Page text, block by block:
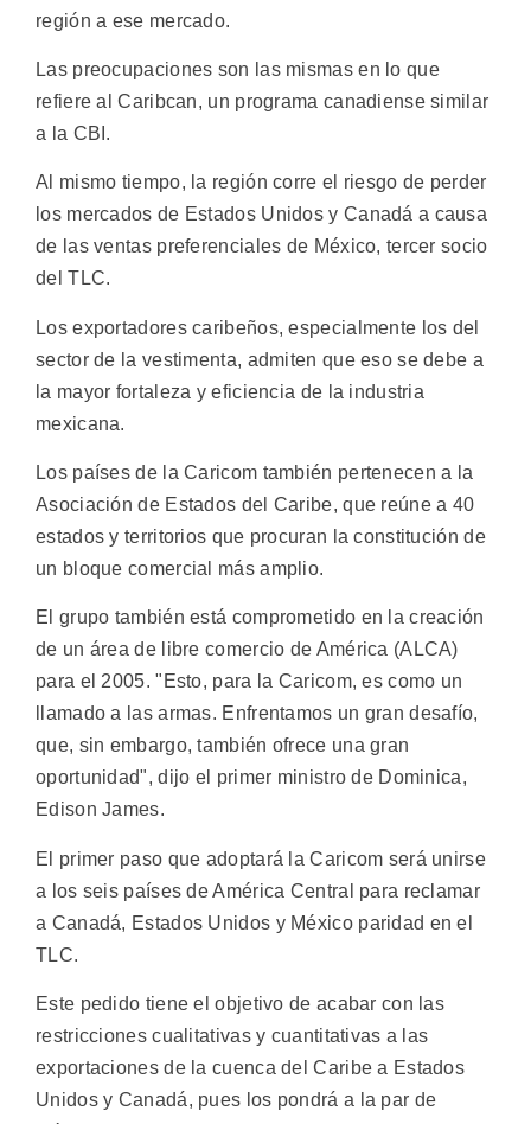
región a ese mercado.
Las preocupaciones son las mismas en lo que
refiere al Caribcan, un programa canadiense similar
a la CBI.
Al mismo tiempo, la región corre el riesgo de perder
los mercados de Estados Unidos y Canadá a causa
de las ventas preferenciales de México, tercer socio
del TLC.
Los exportadores caribeños, especialmente los del
sector de la vestimenta, admiten que eso se debe a
la mayor fortaleza y eficiencia de la industria
mexicana.
Los países de la Caricom también pertenecen a la
Asociación de Estados del Caribe, que reúne a 40
estados y territorios que procuran la constitución de
un bloque comercial más amplio.
El grupo también está comprometido en la creación
de un área de libre comercio de América (ALCA)
para el 2005. "Esto, para la Caricom, es como un
llamado a las armas. Enfrentamos un gran desafío,
que, sin embargo, también ofrece una gran
oportunidad", dijo el primer ministro de Dominica,
Edison James.
El primer paso que adoptará la Caricom será unirse
a los seis países de América Central para reclamar
a Canadá, Estados Unidos y México paridad en el
TLC.
Este pedido tiene el objetivo de acabar con las
restricciones cualitativas y cuantitativas a las
exportaciones de la cuenca del Caribe a Estados
Unidos y Canadá, pues los pondrá a la par de